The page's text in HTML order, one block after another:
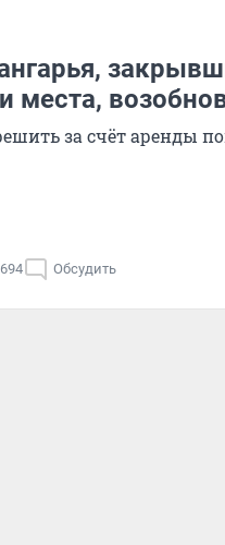
места,
за счёт аренды
694 Обсудить